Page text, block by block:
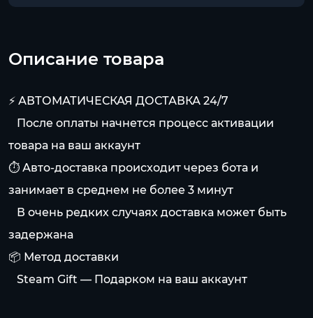
Описание товара
⚡️ АВТОМАТИЧЕСКАЯ ДОСТАВКА 24/7
⠀После оплаты начнется процесс активации
товара на ваш аккаунт
⏱️ Авто-доставка происходит через бота и
занимает в среднем не более 3 минут
⠀В очень редких случаях доставка может быть
задержана
📦 Метод доставки
⠀Steam Gift — Подарком на ваш аккаунт